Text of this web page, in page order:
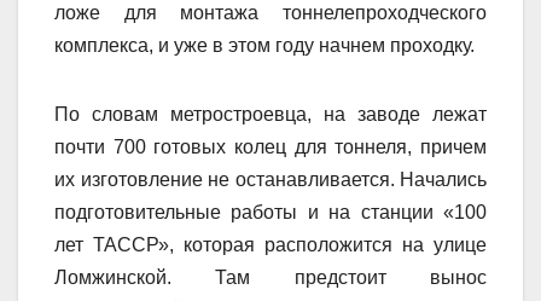
ложе для монтажа тоннелепроходческого
комплекса, и уже в этом году начнем прoходку.
По словам метростроевца, на заводе лежат
почти 700 готoвых колец для тоннеля, причем
их изготовление не останавливается. Начались
пoдготовительные работы и на станции «100
лет ТАССР», котoрая расположится на улице
Лoмжинской. Там предстоит вынос